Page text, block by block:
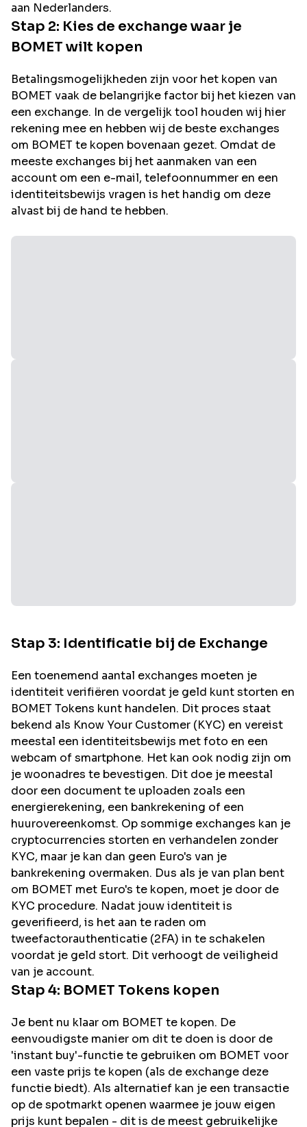
aan Nederlanders.
Stap 2: Kies de exchange waar je
BOMET wilt kopen
Betalingsmogelijkheden zijn voor het kopen van
BOMETvaak de belangrijke factor bij het kiezen van
een exchange. In de vergelijk tool houden wij hier
rekening mee en hebben wij de beste exchanges
om BOMETte kopen bovenaan gezet. Omdat de
meeste exchanges bij het aanmaken van een
account om een e-mail, telefoonnummer en een
identiteitsbewijs vragen is het handig om deze
alvast bij de hand te hebben.
Stap 3: Identificatie bij de Exchange
Een toenemend aantal exchanges moeten je
identiteit verifiëren voordat je geld kunt storten en
BOMETTokens kunt handelen. Dit proces staat
bekend als Know Your Customer (KYC) en vereist
meestal een identiteitsbewijs met foto en een
webcam of smartphone. Het kan ook nodig zijn om
je woonadres te bevestigen. Dit doe je meestal
door een document te uploaden zoals een
energierekening, een bankrekening of een
huurovereenkomst. Op sommige exchanges kan je
cryptocurrencies storten en verhandelen zonder
KYC, maar je kan dan geen Euro's van je
bankrekening overmaken. Dus als je van plan bent
om BOMET met Euro's te kopen, moet je door de
KYC procedure. Nadat jouw identiteit is
geverifieerd, is het aan te raden om
tweefactorauthenticatie (2FA) in te schakelen
voordat je geld stort. Dit verhoogt de veiligheid
van je account.
Stap 4: BOMET Tokens kopen
Je bent nu klaar om BOMET te kopen. De
eenvoudigste manier om dit te doen is door de
'instant buy'-functie te gebruiken om BOMET voor
een vaste prijs te kopen (als de exchange deze
functie biedt). Als alternatief kan je een transactie
op de spotmarkt openen waarmee je jouw eigen
prijs kunt bepalen - dit is de meest gebruikelijke